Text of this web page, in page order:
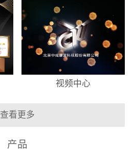
视频中心
查看更多
产品